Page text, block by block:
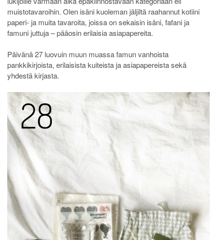
muistotavaroihin. Olen isäni kuoleman jäljiltä raahannut kotiini
paperi- ja muita tavaroita, joissa on sekaisin isäni, fafani ja
famuni juttuja – pääosin erilaisia asiapapereita.
Päivänä 27 luovuin muun muassa famun vanhoista
pankkikirjoista, erilaisista kuiteista ja asiapapereista sekä
yhdestä kirjasta.